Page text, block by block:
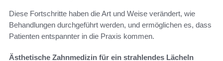
Diese Fortschritte haben die Art und Weise verändert, wie
Behandlungen durchgeführt werden, und ermöglichen es, dass
Patienten entspannter in die Praxis kommen.
Ästhetische Zahnmedizin für ein strahlendes Lächeln